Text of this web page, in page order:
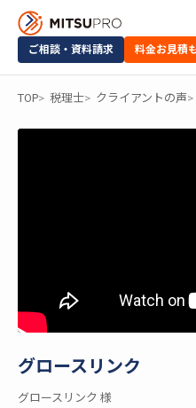
ご相談・資料請求 料金お見積
TOP 税理士 クライアントの声
グロースリンク
グロースリンク 様